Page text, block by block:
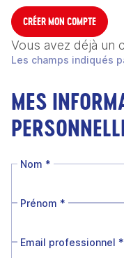
CRÉER MON COMPTE
Vous avez déjà un
Les champs indiqués
MES
Nom *
Prénom *
Email professionnel *